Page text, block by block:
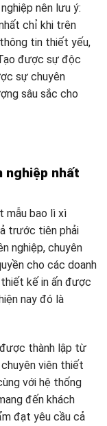
nên lưu ý:
chỉ khi trên
tin thiết yếu,
được sự độc
sự chuyên
sâu sắc cho
nghiệp nhất
mẫu bao lì xì
trước tiên phải
nghiệp, chuyên
cho các doanh
kế in ấn được
nay đó là
được thành lập từ
chuyên viên thiết
với hệ thống
đến khách
đạt yêu cầu cả